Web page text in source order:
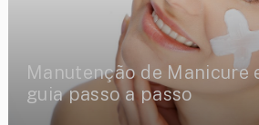
Manutenção de Manicure
guia passo a passo